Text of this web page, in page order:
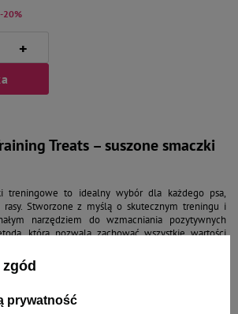
-20%
+
Treats – suszone smaczki
treningowe to idealny wybór dla każdego psa,
Stworzone z myślą o skutecznym treningu i
narzędziem do wzmacniania pozytywnych
która pozwala zachować wszystkie wartości
a Ty zyskasz pewność, że dostarczasz
Smaczki Dolina Noteci Training Treats są
bez obawy o nadmierne obciążenie
prywatność